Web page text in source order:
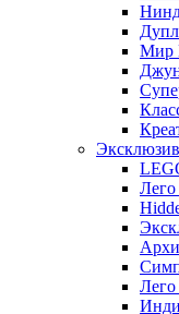
Мир